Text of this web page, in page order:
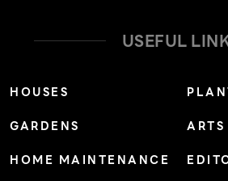
voucher มูลค่ารวมกว่า 1,100 […]
USEFUL
HOUSES
GARDENS
HOME MAINTENANCE